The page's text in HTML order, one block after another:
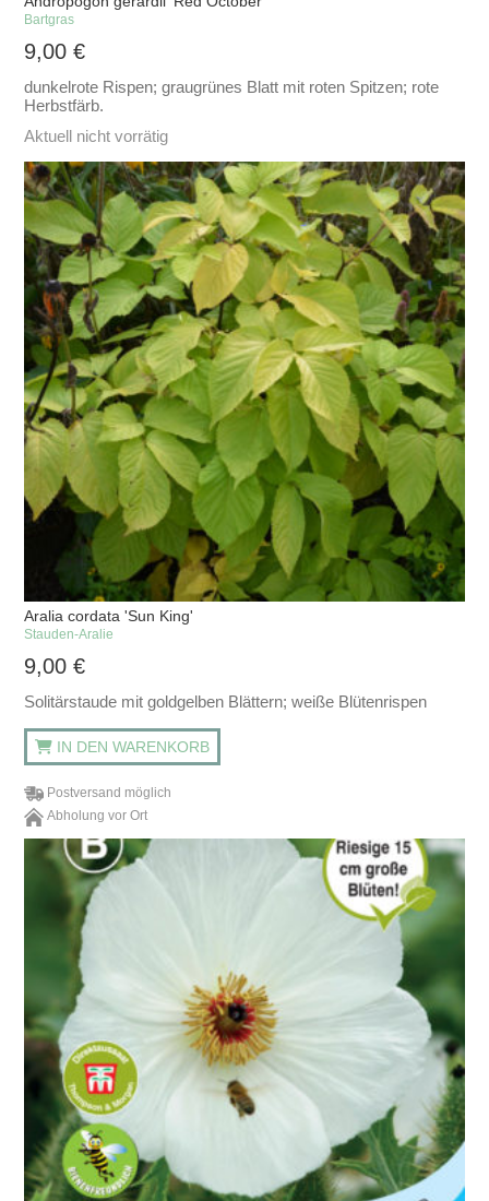
Bartgras
9,00€
dunkelrote Rispen; graugrünes Blatt mit roten Spitzen; rote
Herbstfärb.
Aktuell nicht vorrätig
Aralia cordata 'Sun King'
Stauden-Aralie
9,00€
Solitärstaude mit goldgelben Blättern; weiße Blütenrispen
IN DEN WARENKORB
Postversand möglich
Abholung vor Ort